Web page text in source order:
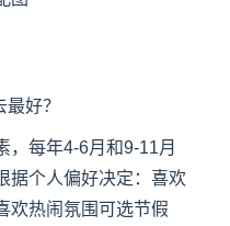
好？
，每年4-6月和9-11月
据个人偏好决定：喜欢
欢热闹氛围可选节假